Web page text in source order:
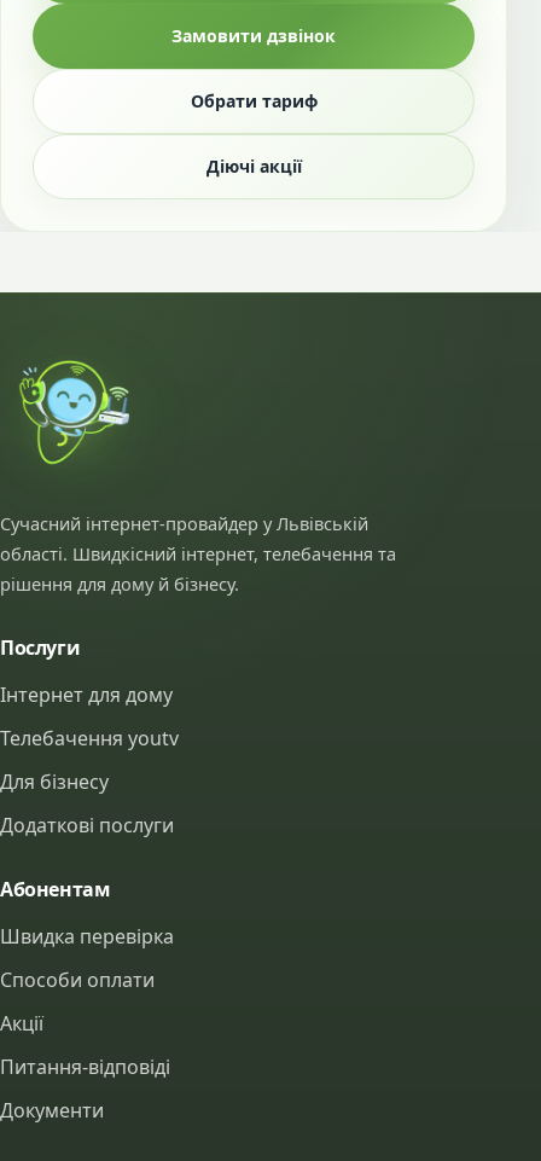
Замовити дзвінок
Обрати тариф
Діючі акції
Сучасний інтернет-провайдер у Львівській
області. Швидкісний інтернет, телебачення та
рішення для дому й бізнесу.
Послуги
Інтернет для дому
Телебачення youtv
Для бізнесу
Додаткові послуги
Абонентам
Швидка перевірка
Способи оплати
Акції
Питання-відповіді
Документи